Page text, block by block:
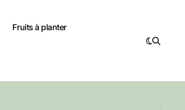
Fruits à planter